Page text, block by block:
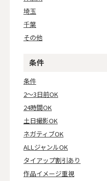
埼玉
千葉
その他
条件
条件
2～3日前OK
24時間OK
土日撮影OK
ネガティブOK
ALLジャンルOK
タイアップ割引あり
作品イメージ重視